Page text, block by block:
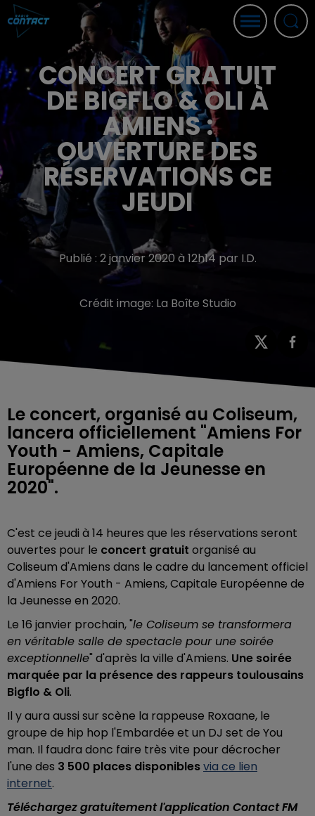
CONCERT GRATUIT
DE BIGFLO & OLI À
AMIENS :
OUVERTURE DES
RÉSERVATIONS CE
JEUDI
Publié : 2 janvier 2020 à 12h14 par I.D.
Crédit image: La Boîte Studio
Le concert, organisé au Coliseum,
lancera officiellement "Amiens For
Youth - Amiens, Capitale
Européenne de la Jeunesse en
2020".
C'est ce jeudi à 14 heures que les réservations seront
ouvertes pour le concert gratuit organisé au
Coliseum d'Amiens dans le cadre du lancement officiel
d'Amiens For Youth - Amiens, Capitale Européenne de
la Jeunesse en 2020.
Le 16 janvier prochain, "le Coliseum se transformera
en véritable salle de spectacle pour une soirée
exceptionnelle" d'après la ville d'Amiens. Une soirée
marquée par la présence des rappeurs toulousains
Bigflo & Oli.
Il y aura aussi sur scène la rappeuse Roxaane, le
groupe de hip hop l'Embardée et un DJ set de You
man. Il faudra donc faire très vite pour décrocher
l'une des 3 500 places disponiblesvia ce lien
internet.
Téléchargez gratuitement l'application Contact FM